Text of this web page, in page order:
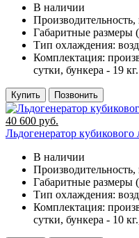
В наличии
Производительность,
Габаритные
Тип охлаждения:
Комплектация:
сутки, бункера - 19 кг.
Купить Позвонить
40 600 руб.
Льдогенератор
В наличии
Производительность,
Габаритные
Тип охлаждения:
Комплектация:
сутки, бункера - 10